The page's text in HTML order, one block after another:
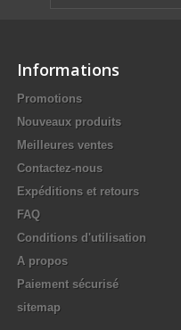
Informations
Promotions
Nouveaux produits
Meilleures ventes
Contactez-nous
Expéditions et retours
FAQ
Conditions d'utilisation
A propos
Paiement sécurisé
sitemap